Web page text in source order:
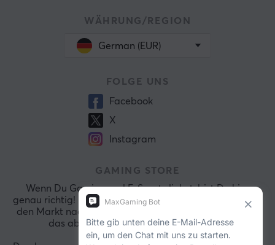
WÄHRUNG/REGION
German (EUR)
FOLGE UNS
Facebook
X
Instagram
GAMING STORE
Wenn Du Gaming und E-Sports liebst, bist Du hier
genau richtig! Bei MaxGaming durchforsten wir ständig
den Markt nach den aktuellsten Spielen, damit wir Dir
das absolut Beste präsentieren können.